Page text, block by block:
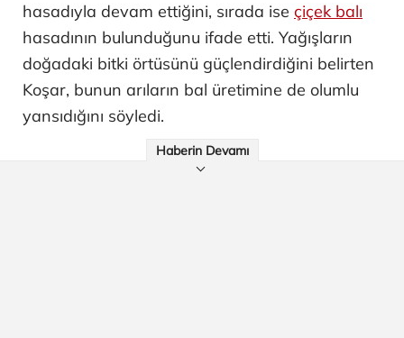
hasadıyla devam ettiğini, sırada ise çiçek balı
hasadının bulunduğunu ifade etti. Yağışların
doğadaki bitki örtüsünü güçlendirdiğini belirten
Koşar, bunun arıların bal üretimine de olumlu
yansıdığını söyledi.
Haberin Devamı